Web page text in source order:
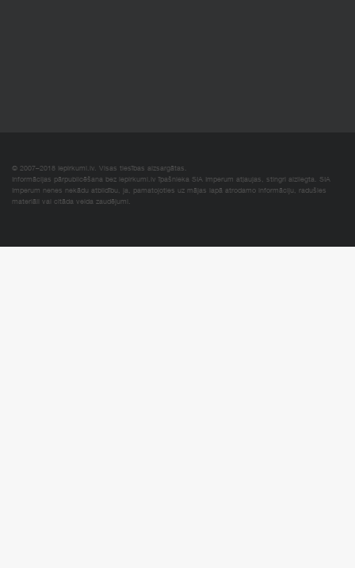
© 2007–2018 Iepirkumi.lv. Visas tiesības aizsargātas.
Informācijas pārpublicēšana bez iepirkumi.lv īpašnieka SIA Imperum atļaujas, stingri aizliegta. SIA
Imperum nenes nekādu atbildību, ja, pamatojoties uz mājas lapā atrodamo informāciju, radušies
materiāli vai citāda veida zaudējumi.